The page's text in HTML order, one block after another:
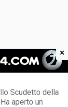
Scudetto della
aperto un
×